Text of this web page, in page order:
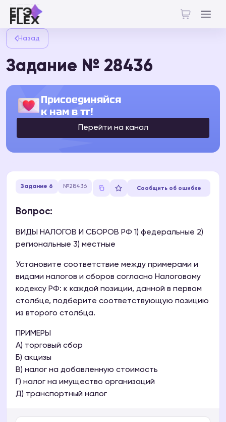
Назад
Задание № 28436
Присоединяйся
к нам в тг!
Перейти на канал
Задание 6 №28436 Сообщить об ошибке
Вопрос:
ВИДЫ НАЛОГОВ И СБОРОВ РФ 1) федеральные 2)
региональные 3) местные
Установите соответствие между примерами и
видами налогов и сборов согласно Налоговому
кодексу РФ: к каждой позиции, данной в первом
столбце, подберите соответствующую позицию
из второго столбца.
ПРИМЕРЫ
А) торговый сбор
Б) акцизы
В) налог на добавленную стоимость
Г) налог на имущество организаций
Д) транспортный налог